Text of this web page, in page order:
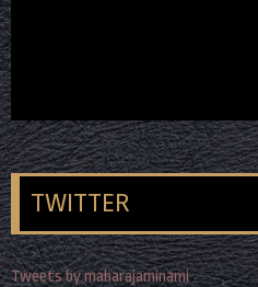
TWITTER
Tweets by maharajaminami